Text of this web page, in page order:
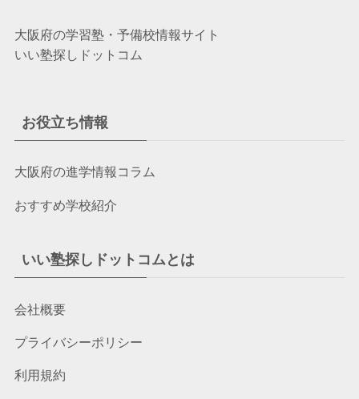
大阪府の学習塾・予備校情報サイト
いい塾探しドットコム
お役立ち情報
大阪府の進学情報コラム
おすすめ学校紹介
いい塾探しドットコムとは
会社概要
プライバシーポリシー
利用規約